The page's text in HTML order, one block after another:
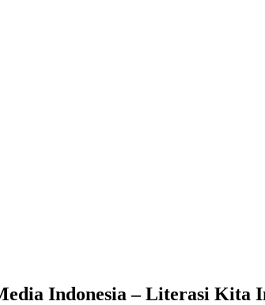
Indonesia – Literasi Kita